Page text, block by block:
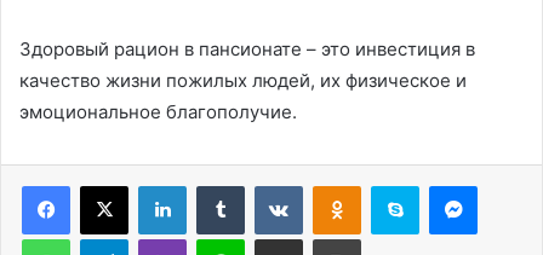
Здоровый рацион в пансионате – это инвестиция в
качество жизни пожилых людей, их физическое и
эмоциональное благополучие.
LinkedInTumblr ВконтактеОдноклассники
Skype
WhatsAppTelegramViber Line Поделиться через электронную почту Печатать